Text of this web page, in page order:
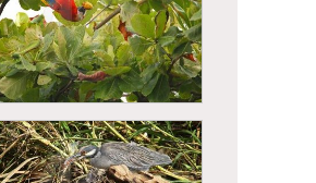
Singe hurleur a manteau
(Alouatta palliata)